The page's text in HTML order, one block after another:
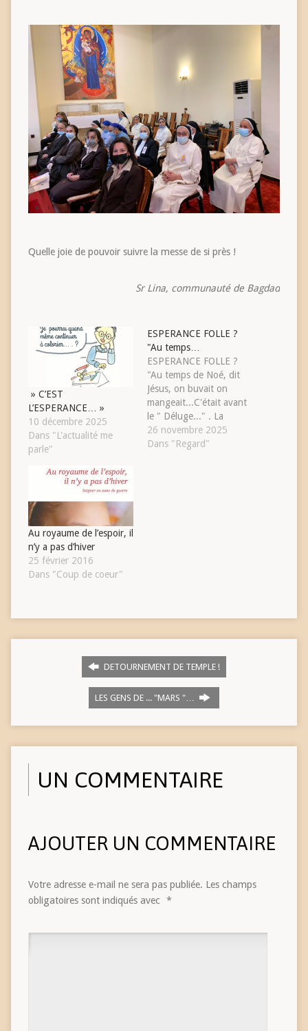
Quelle joie de pouvoir suivre la messe de si près !
Sr Lina, communauté de Bagdad
» C’EST
L’ESPERANCE… »
10 décembre 2025
Dans "L'actualité me
parle"
ESPERANCE FOLLE ?
"Au temps…
ESPERANCE FOLLE ?
"Au temps de Noé, dit
Jésus, on buvait on
mangeait...C'était avant
le " Déluge..." . La
routine en somme. On
survivait en attendant
26 novembre 2025
Dans "Regard"
Au royaume de l’espoir, il
n’y a pas d’hiver
25 février 2016
Dans "Coup de coeur"
DETOURNEMENT DE TEMPLE !
LES GENS DE ... "MARS "…
UN COMMENTAIRE
AJOUTER UN COMMENTAIRE
Votre adresse e-mail ne sera pas publiée. Les champs
obligatoires sont indiqués avec *